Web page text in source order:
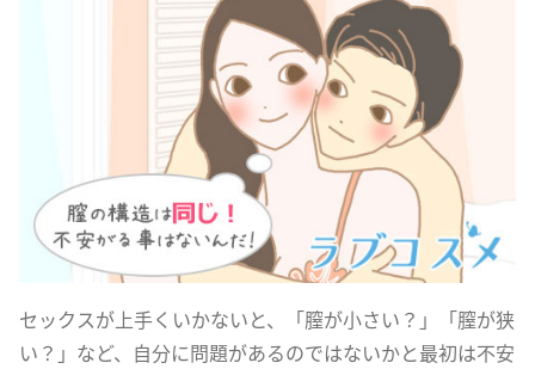
セックスが上手くいかないと、「膣が小さい？」「膣が狭
い？」など、自分に問題があるのではないかと最初は不安